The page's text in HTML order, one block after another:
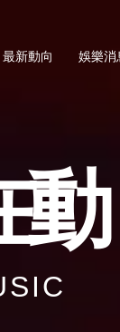
最新動向 娛樂消
動